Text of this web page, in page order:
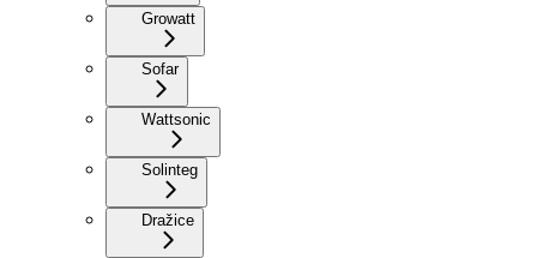
Growatt
Sofar
Wattsonic
Solinteg
Dražice